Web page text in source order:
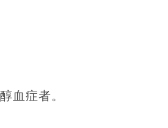
血症者。